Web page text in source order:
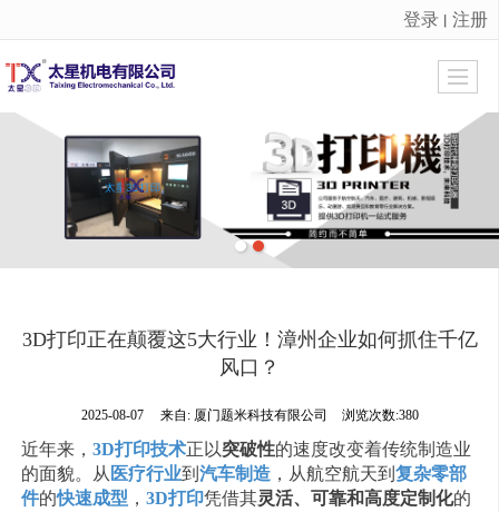
很遗憾，因您的浏览器版本过低导致无法获得最佳浏览体验，推荐下载安装谷歌浏览器！
登录 丨 注册
3D打印正在颠覆这5大行业！漳州企业如何抓住千亿
风口？
2025-08-07 来自: 厦门题米科技有限公司 浏览次数:380
近年来，3D打印技术正以突破性的速度改变着传统制造业
的面貌。从 医疗行业到汽车制造 ，从航空航天到复杂零部
件的快速成型 ，3D打印凭借其灵活、可靠和高度定制化的